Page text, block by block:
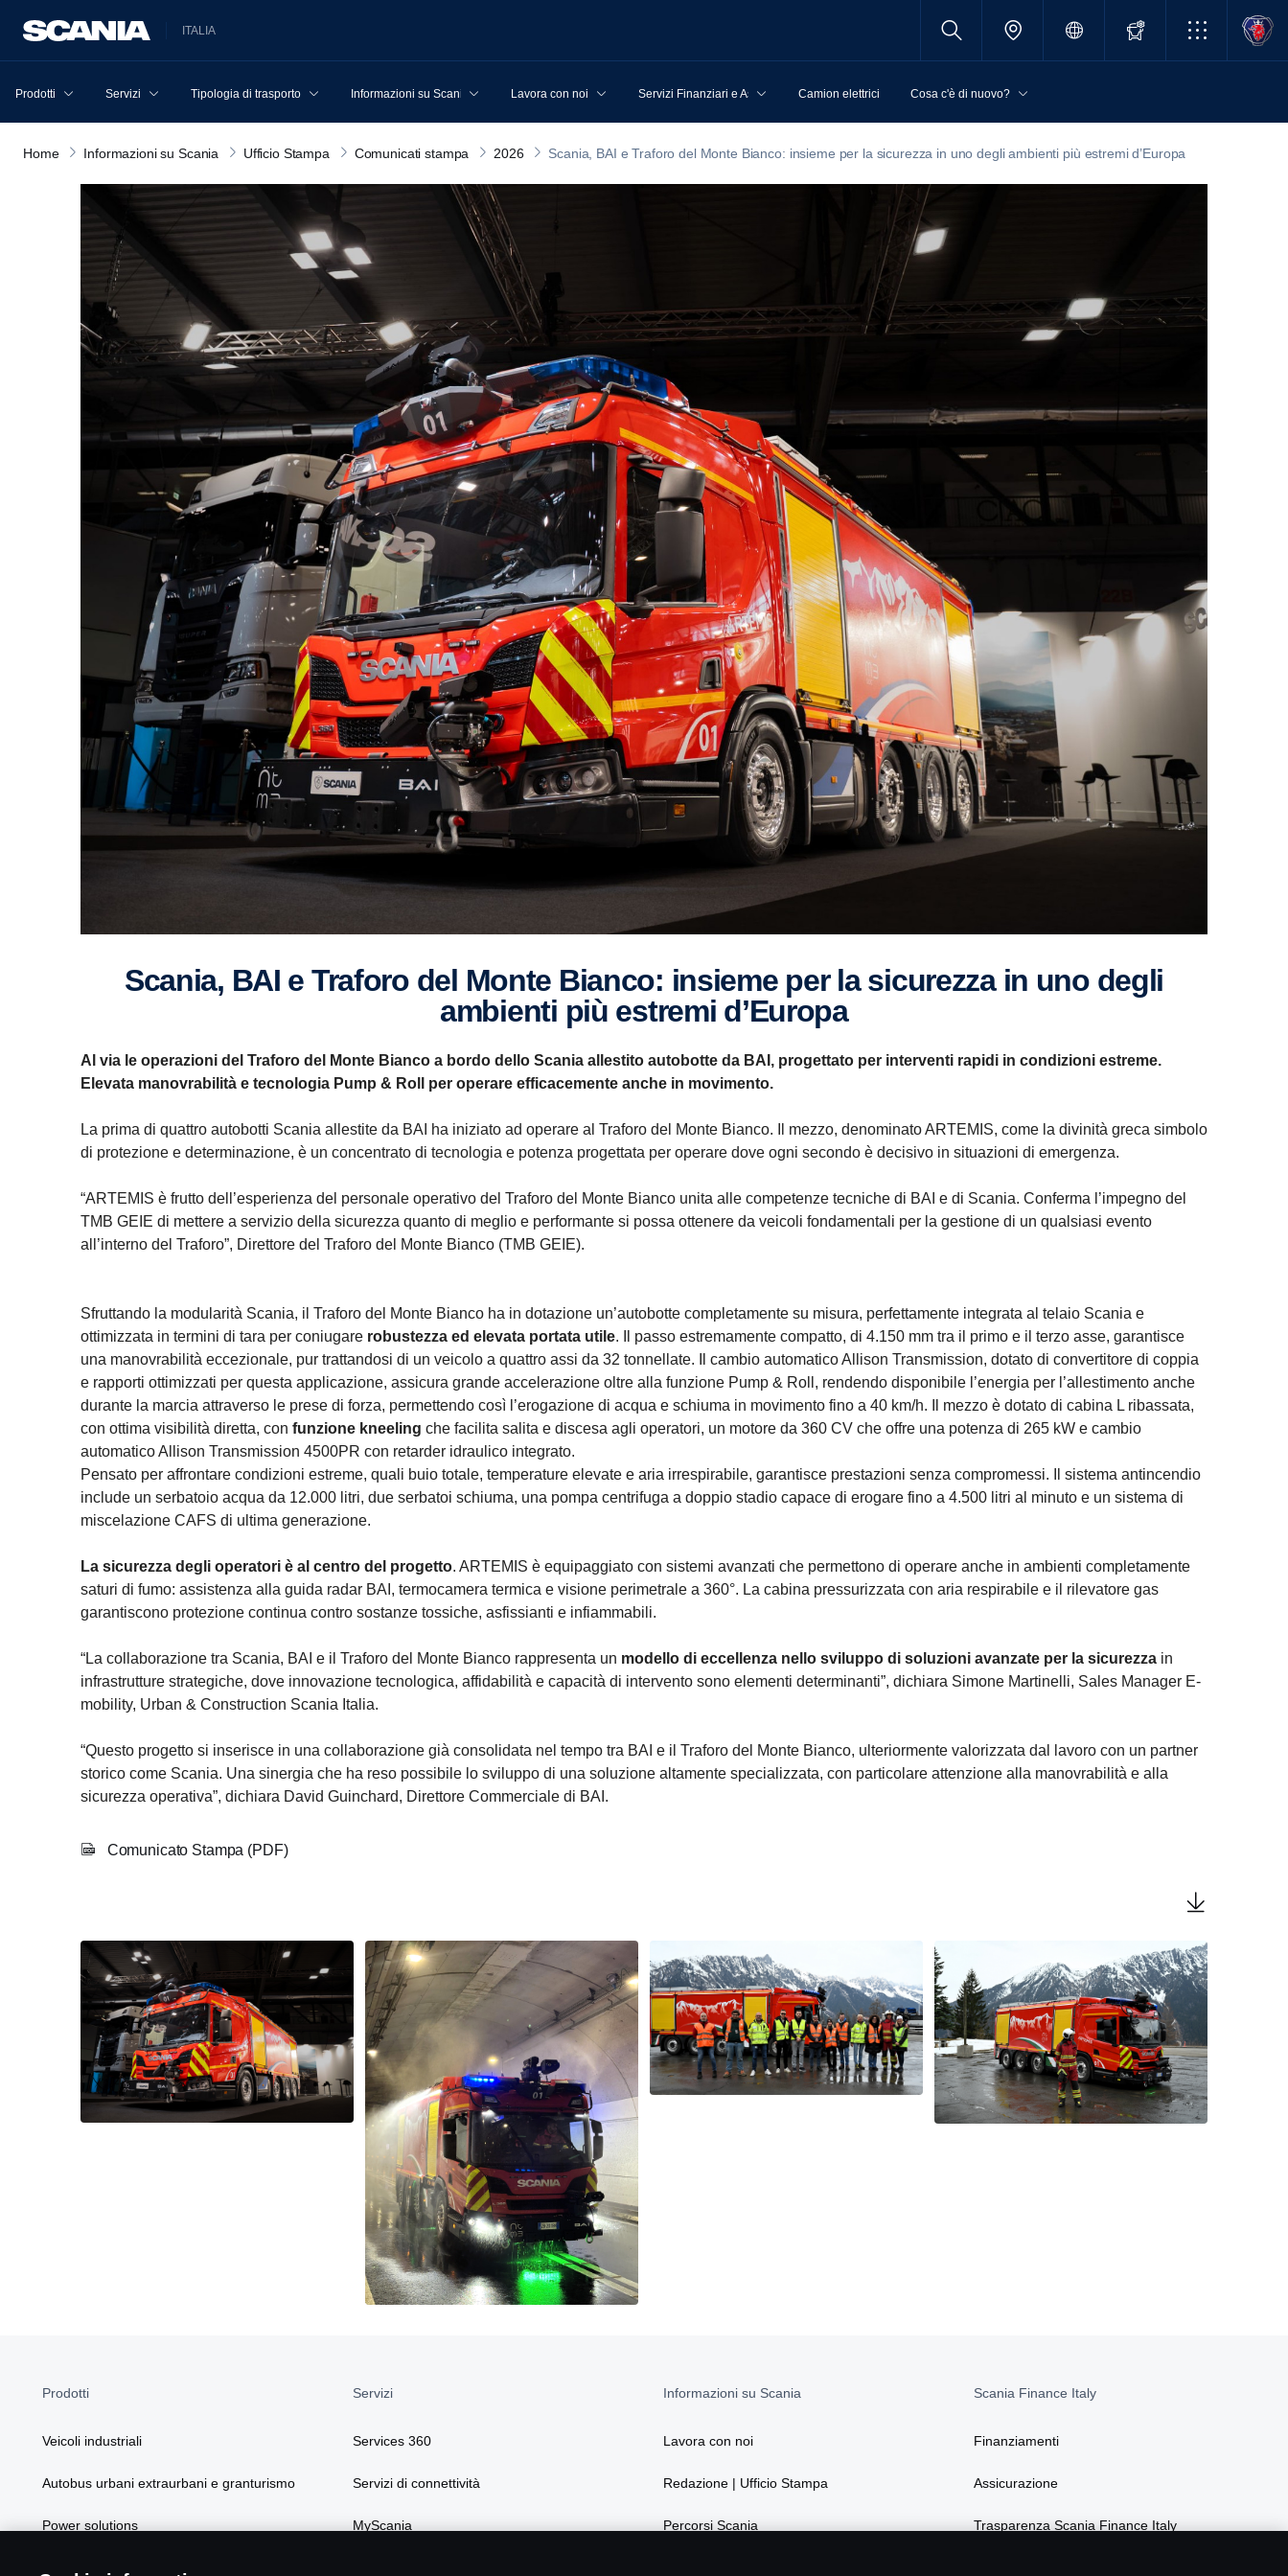
ITALIA
Prodotti Servizi Tipologia di trasporto Informazioni su Scania Lavora con noi Servizi Finanziari e AssicurativiCamion elettrici Cosa c'è di nuovo?
Home Informazioni su Scania Ufficio Stampa Comunicati stampa 2026 Scania, BAI e Traforo del Monte Bianco: insieme per la sicurezza in uno degli ambienti più estremi d’Europa
Scania, BAI e Traforo del Monte Bianco: insieme per la sicurezza in uno degli
ambienti più estremi d’Europa
Al via le operazioni del Traforo del Monte Bianco a bordo dello Scania allestito autobotte da BAI, progettato per interventi rapidi in condizioni estreme.
Elevata manovrabilità e tecnologia Pump & Roll per operare efficacemente anche in movimento.
La prima di quattro autobotti Scania allestite da BAI ha iniziato ad operare al Traforo del Monte Bianco. Il mezzo, denominato ARTEMIS, come la divinità greca simbolo
di protezione e determinazione, è un concentrato di tecnologia e potenza progettata per operare dove ogni secondo è decisivo in situazioni di emergenza.
“ARTEMIS è frutto dell’esperienza del personale operativo del Traforo del Monte Bianco unita alle competenze tecniche di BAI e di Scania. Conferma l’impegno del
TMB GEIE di mettere a servizio della sicurezza quanto di meglio e performante si possa ottenere da veicoli fondamentali per la gestione di un qualsiasi evento
all’interno del Traforo”, Direttore del Traforo del Monte Bianco (TMB GEIE).
Sfruttando la modularità Scania, il Traforo del Monte Bianco ha in dotazione un’autobotte completamente su misura, perfettamente integrata al telaio Scania e
ottimizzata in termini di tara per coniugare robustezza ed elevata portata utile. Il passo estremamente compatto, di 4.150 mm tra il primo e il terzo asse, garantisce
una manovrabilità eccezionale, pur trattandosi di un veicolo a quattro assi da 32 tonnellate. Il cambio automatico Allison Transmission, dotato di convertitore di coppia
e rapporti ottimizzati per questa applicazione, assicura grande accelerazione oltre alla funzione Pump & Roll, rendendo disponibile l’energia per l’allestimento anche
durante la marcia attraverso le prese di forza, permettendo così l’erogazione di acqua e schiuma in movimento fino a 40 km/h. Il mezzo è dotato di cabina L ribassata,
con ottima visibilità diretta, con funzione kneeling che facilita salita e discesa agli operatori, un motore da 360 CV che offre una potenza di 265 kW e cambio
automatico Allison Transmission 4500PR con retarder idraulico integrato.
Pensato per affrontare condizioni estreme, quali buio totale, temperature elevate e aria irrespirabile, garantisce prestazioni senza compromessi. Il sistema antincendio
include un serbatoio acqua da 12.000 litri, due serbatoi schiuma, una pompa centrifuga a doppio stadio capace di erogare fino a 4.500 litri al minuto e un sistema di
miscelazione CAFS di ultima generazione.
La sicurezza degli operatori è al centro del progetto. ARTEMIS è equipaggiato con sistemi avanzati che permettono di operare anche in ambienti completamente
saturi di fumo: assistenza alla guida radar BAI, termocamera termica e visione perimetrale a 360°. La cabina pressurizzata con aria respirabile e il rilevatore gas
garantiscono protezione continua contro sostanze tossiche, asfissianti e infiammabili.
“La collaborazione tra Scania, BAI e il Traforo del Monte Bianco rappresenta un modello di eccellenza nello sviluppo di soluzioni avanzate per la sicurezza in
infrastrutture strategiche, dove innovazione tecnologica, affidabilità e capacità di intervento sono elementi determinanti”, dichiara Simone Martinelli, Sales Manager E-
mobility, Urban & Construction Scania Italia.
“Questo progetto si inserisce in una collaborazione già consolidata nel tempo tra BAI e il Traforo del Monte Bianco, ulteriormente valorizzata dal lavoro con un partner
storico come Scania. Una sinergia che ha reso possibile lo sviluppo di una soluzione altamente specializzata, con particolare attenzione alla manovrabilità e alla
sicurezza operativa”, dichiara David Guinchard, Direttore Commerciale di BAI.
Comunicato Stampa (PDF)
Prodotti
Veicoli industriali
Autobus urbani extraurbani e granturismo
Power solutions
Servizi
Services 360
Servizi di connettività
MyScania
Informazioni su Scania
Lavora con noi
Redazione | Ufficio Stampa
Percorsi Scania
Scania Finance Italy
Finanziamenti
Assicurazione
Trasparenza Scania Finance Italy